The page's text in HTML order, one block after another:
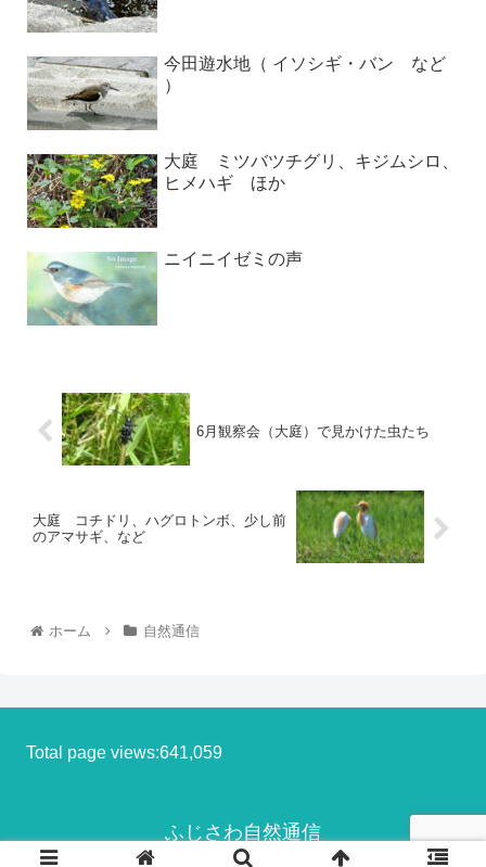
今田遊水地（ イソシギ・バン など
）
大庭 ミツバツチグリ、キジムシロ、
ヒメハギ ほか
ニイニイゼミの声
6月観察会（大庭）で見かけた虫たち
大庭 コチドリ、ハグロトンボ、少し前
のアマサギ、など
ホーム 自然通信
Total page views:641,059
ふじさわ自然通信